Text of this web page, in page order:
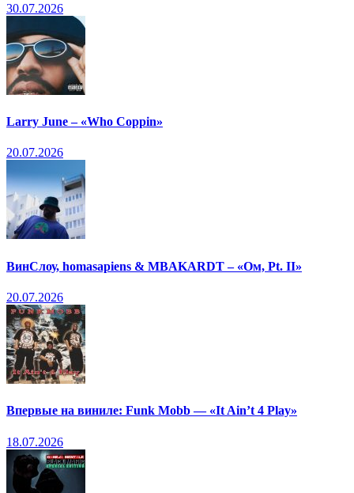
30.07.2026
Larry June – «Who Coppin»
20.07.2026
ВинСлоу, homasapiens & MBAKARDT – «Ом, Pt. II»
20.07.2026
Впервые на виниле: Funk Mobb — «It Ain’t 4 Play»
18.07.2026